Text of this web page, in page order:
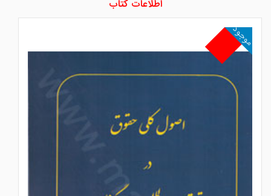
اطلاعات کتاب
موجود